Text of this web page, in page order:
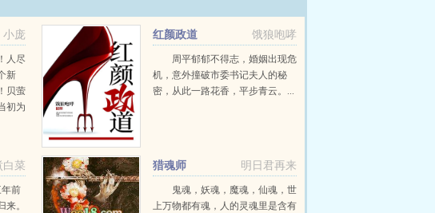
小庞
人尽
新
贝萤
初为
...
饿狼咆哮
红颜政道
周平郁郁不得志，婚姻出现危
机，意外撞破市委书记夫人的秘
密，从此一路花香，平步青云。...
白菜
前
。
明日君再来
猎魂师
鬼魂，妖魂，魔魂，仙魂，世
上万物都有魂，人的灵魂里是含有